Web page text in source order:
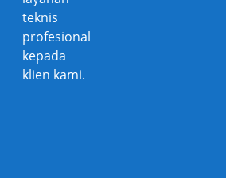
teknis
profesional
kepada
klien kami.